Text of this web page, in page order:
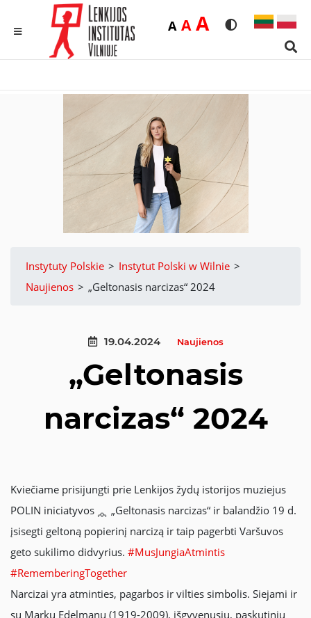
Rozmiar
ADomyślna
AŚrednia
ADużaWersja
Instytuty Polskie > Instytut Polski w Wilnie >
Naujienos > „Geltonasis narcizas“ 2024
19.04.2024 Naujienos
„Geltonasis
narcizas“ 2024
Kviečiame prisijungti prie Lenkijos žydų istorijos muziejus
POLIN iniciatyvos
„Geltonasis narcizas“ ir balandžio 19 d.
įsisegti geltoną popierinį narcizą ir taip pagerbti Varšuvos
geto sukilimo didvyrius. #MusJungiaAtmintis
#RememberingTogether
Narcizai yra atminties, pagarbos ir vilties simbolis. Siejami ir
su Marku Edelmanu (1919-2009), išgyvenusiu, paskutiniu